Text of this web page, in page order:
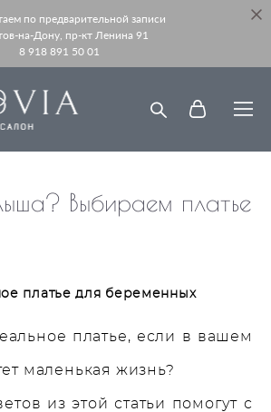
по предварительной записи
на-Дону, пр-кт Ленина 91
8 918 891 50 01
Выбираем платье
платье для беременных
платье, если в вашем
маленькая жизнь?
из этой статьи помогут с